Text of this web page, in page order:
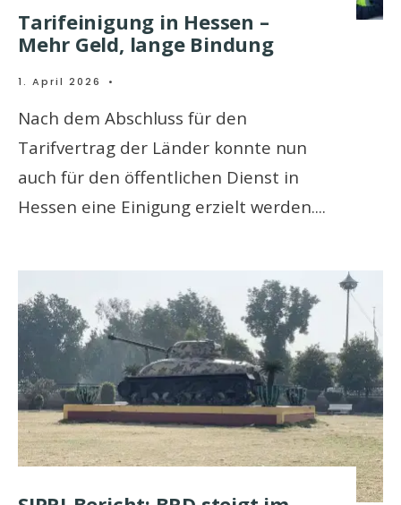
Tarifeinigung in Hessen –
Mehr Geld, lange Bindung
1. April 2026 •
Nach dem Abschluss für den
Tarifvertrag der Länder konnte nun
auch für den öffentlichen Dienst in
Hessen eine Einigung erzielt werden....